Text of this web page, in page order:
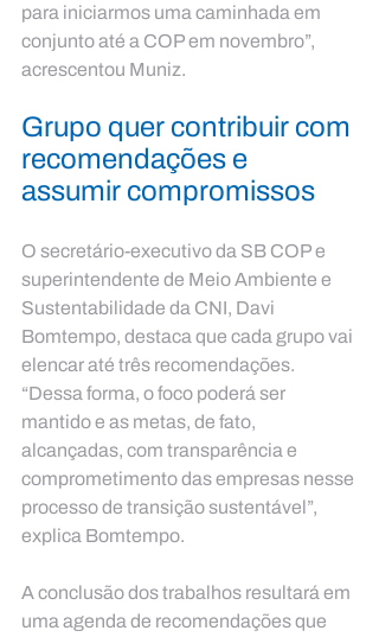
para iniciarmos uma caminhada em
conjunto até a COP em novembro”,
acrescentou Muniz.
Grupo quer contribuir com
recomendações e
assumir compromissos
O secretário-executivo da SB COP e
superintendente de Meio Ambiente e
Sustentabilidade da CNI, Davi
Bomtempo, destaca que cada grupo vai
elencar até três recomendações.
“Dessa forma, o foco poderá ser
mantido e as metas, de fato,
alcançadas, com transparência e
comprometimento das empresas nesse
processo de transição sustentável”,
explica Bomtempo.
A conclusão dos trabalhos resultará em
uma agenda de recomendações que